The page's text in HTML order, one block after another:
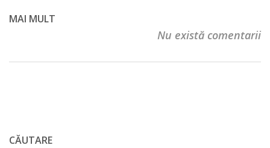
MAI MULT
Nu există comentarii
CĂUTARE